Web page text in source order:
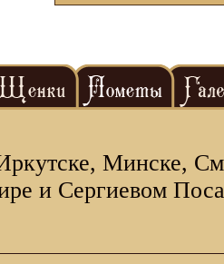
Минске,
и Сергиевом